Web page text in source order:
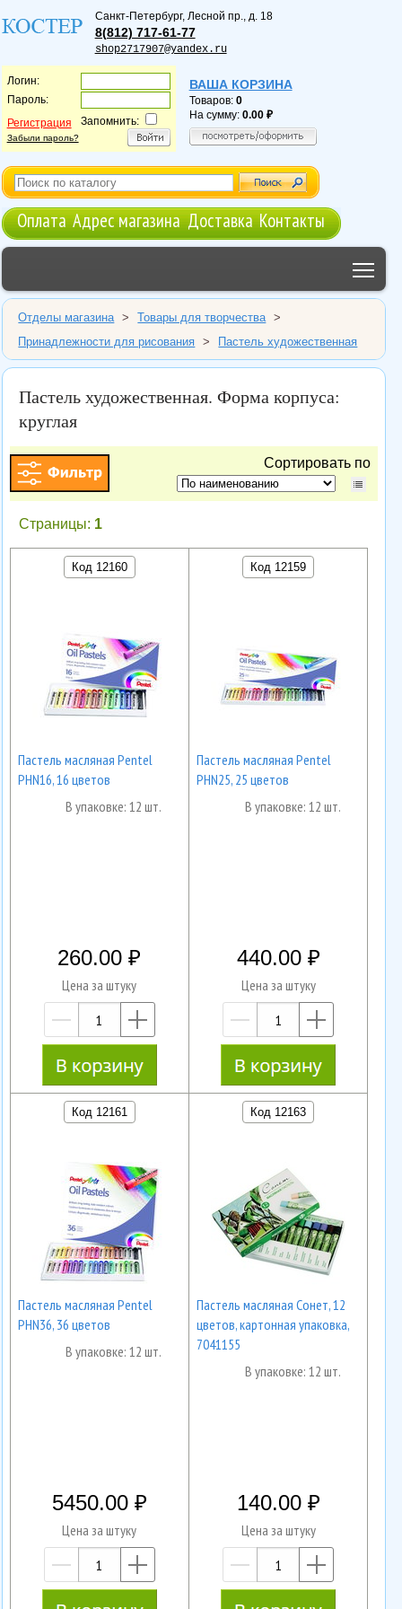
Санкт-Петербург, Лесной пр., д. 18
8(812) 717-61-77
shop2717907@yandex.ru
Логин:
Пароль:
Регистрация
Забыли пароль?
Запомнить:
ВАША КОРЗИНА
Товаров: 0
На сумму: 0.00
Оплата Адрес магазина Доставка Контакты
Отделы магазина > Товары для творчества
>
Принадлежности для рисования
> Пастель художественная
Пастель художественная. Форма корпуса:
круглая
Сортировать по
Страницы: 1
Код 12160
Пастель масляная Pentel
PHN16, 16 цветов
В упаковке: 12 шт.
260.00
Цена за штуку
—
Код 12159
Пастель масляная Pentel
PHN25, 25 цветов
В упаковке: 12 шт.
440.00
Цена за штуку
—
Код 12161
Пастель масляная Pentel
PHN36, 36 цветов
В упаковке: 12 шт.
5450.00
Цена за штуку
—
Код 12163
Пастель масляная Сонет, 12
цветов, картонная упаковка,
7041155
В упаковке: 12 шт.
140.00
Цена за штуку
—